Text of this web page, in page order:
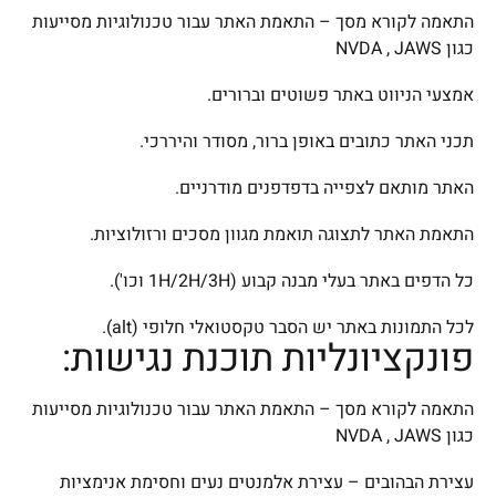
התאמה לקורא מסך – התאמת האתר עבור טכנולוגיות מסייעות
כגון NVDA , JAWS
אמצעי הניווט באתר פשוטים וברורים.
תכני האתר כתובים באופן ברור, מסודר והיררכי.
האתר מותאם לצפייה בדפדפנים מודרניים.
התאמת האתר לתצוגה תואמת מגוון מסכים ורזולוציות.
כל הדפים באתר בעלי מבנה קבוע (1H/2H/3H וכו').
לכל התמונות באתר יש הסבר טקסטואלי חלופי (alt).
פונקציונליות תוכנת נגישות:
התאמה לקורא מסך – התאמת האתר עבור טכנולוגיות מסייעות
כגון NVDA , JAWS
עצירת הבהובים – עצירת אלמנטים נעים וחסימת אנימציות